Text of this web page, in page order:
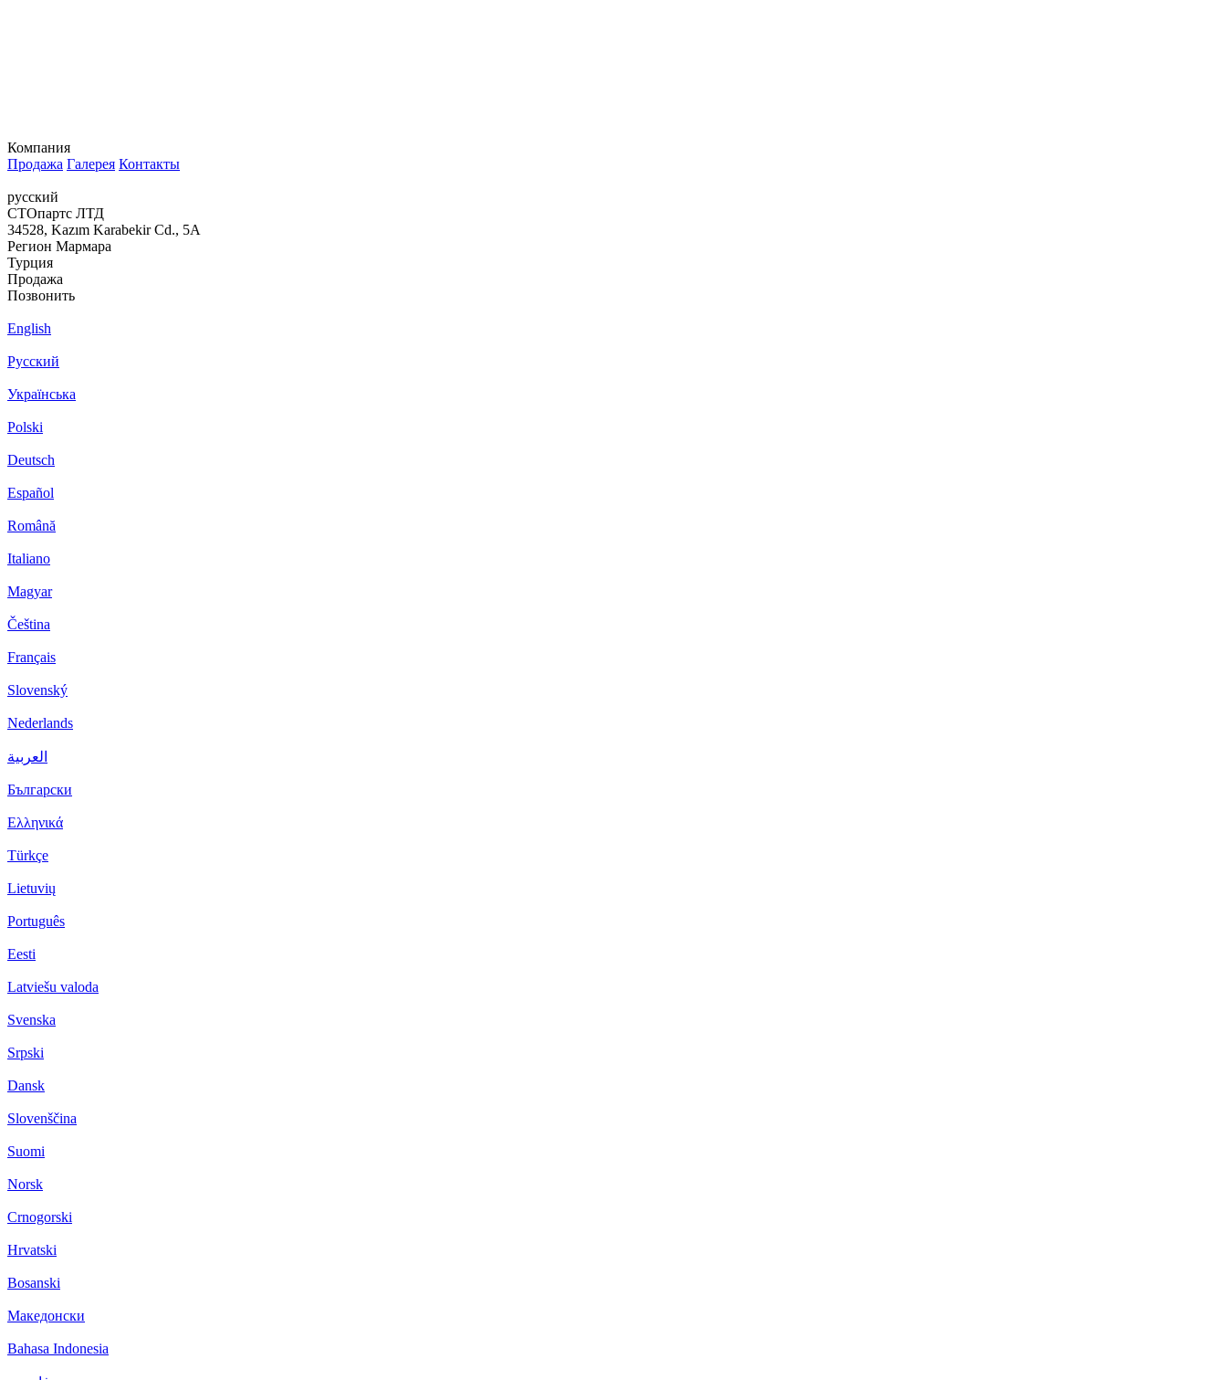
Компания
Продажа Галерея Контакты
русский
СТОпартс ЛТД
34528, Kazım Karabekir Cd., 5A
Регион Мармара
Турция
Продажа
Позвонить
English
Русский
Українська
Polski
Deutsch
Español
Română
Italiano
Magyar
Čeština
Français
Slovenský
Nederlands
العربية
Български
Ελληνικά
Türkçe
Lietuvių
Português
Eesti
Latviešu valoda
Svenska
Srpski
Dansk
Slovenščina
Suomi
Norsk
Crnogorski
Hrvatski
Bosanski
Македонски
Bahasa Indonesia